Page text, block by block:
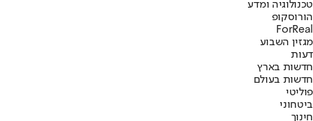
טכנולוגיה ומדע
הורוסקופ
ForReal
מגזין השבוע
דעות
חדשות בארץ
חדשות בעולם
פוליטי
ביטחוני
חינוך